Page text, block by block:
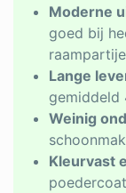
Moderne
goed bij
Lange
gemiddeld
Weinig
Kleurvast